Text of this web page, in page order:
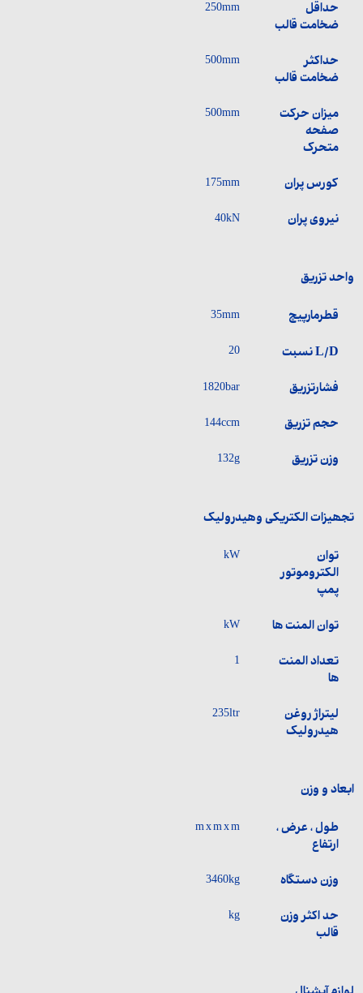
حداقل
ضخامت قالب
250mm
حداکثر
ضخامت قالب
500mm
میزان حرکت
صفحه
متحرک
500mm
کورس پران 175mm
نیروی پران 40kN
واحد تزریق
قطرمارپیچ 35mm
L/D نسبت 20
فشارتزریق 1820bar
حجم تزریق 144ccm
وزن تزریق 132g
تجھیزات الکتریکی وھیدرولیک
توان
الکتروموتور
پمپ
kW
توان المنت ها kW
تعداد المنت
ها
1
لیتراژ روغن
هیدرولیک
235ltr
ابعاد و وزن
طول ، عرض ،
ارتفاع
m x m x m
وزن دستگاه 3460kg
حد اکثر وزن
قالب
kg